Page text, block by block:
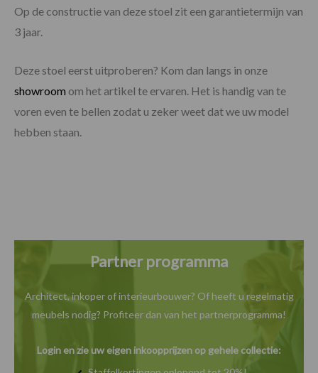
Op de constructie van deze stoel zit een garantietermijn van
3 jaar.
Deze stoel eerst uitproberen? Kom dan langs in onze
showroom om het artikel te ervaren. Het is handig van te
voren even te bellen zodat u zeker weet dat we uw model
hebben staan.
Partner programma
Architect, inkoper of interieurbouwer? Of heeft u regelmatig
meubels nodig? Profiteer dan van het partnerprogramma!
Login en zie uw eigen inkoopprijzen op gehele collectie: